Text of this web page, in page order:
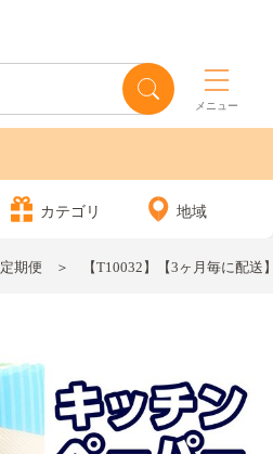
メニュー
カテゴリ 地域
定期便 【T10032】【3ヶ月毎に配